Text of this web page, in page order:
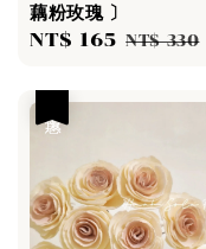
藕粉玫瑰 〕
Sale
NT$ 165 Regular
NT$ 330